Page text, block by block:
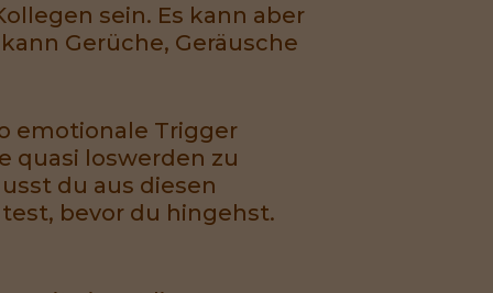
sein. Es kann aber
Gerüche, Geräusche
emotionale Trigger
quasi loswerden zu
du aus diesen
bevor du hingehst.